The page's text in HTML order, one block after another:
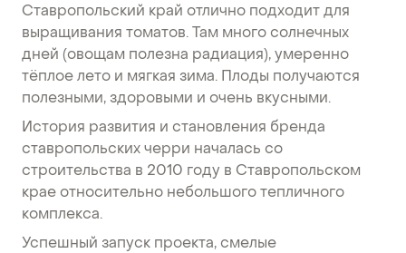
Ставропольский край отлично подходит для
выращивания томатов. Там много солнечных
дней (овощам полезна радиация), умеренно
тёплое лето и мягкая зима. Плоды получаются
полезными, здоровыми и очень вкусными.
История развития и становления бренда
ставропольских черри началась со
строительства в 2010 году в Ставропольском
крае относительно небольшого тепличного
комплекса.
Успешный запуск проекта, смелые